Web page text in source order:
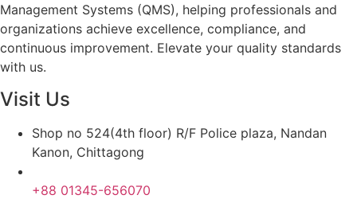
Management Systems (QMS), helping professionals and
organizations achieve excellence, compliance, and
continuous improvement. Elevate your quality standards
with us.
Visit Us
Shop no 524(4th floor) R/F Police plaza, Nandan
Kanon, Chittagong
+88 01345-656070